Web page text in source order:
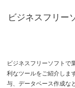
ビジネスフリー
ビジネスフリーソフトで
利なツールをご紹介しま
与、データベース作成な